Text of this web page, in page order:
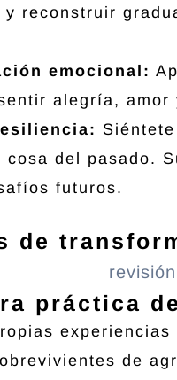
reconstruir
emocional:
alegría, amor
cosa del pasado.
futuros.
de
práctica
de